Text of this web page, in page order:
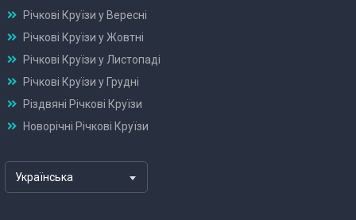
Річкові Круїзи у Вересні
Річкові Круїзи у Жовтні
Річкові Круїзи у Листопаді
Річкові Круїзи у Грудні
Різдвяні Річкові Круїзи
Новорічні Річкові Круїзи
Українська